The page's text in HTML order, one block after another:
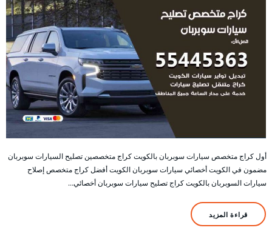
أول كراج متخصص سيارات سوبربان بالكويت كراج متخصصين تصليح السيارات سوبربان
مضمون في الكويت أخصائي سيارات سوبربان الكويت أفضل كراج متخصص إصلاح
سيارات السوبربان بالكويت كراج تصليح سيارات سوبربان أخصائي…
قراءة المزيد